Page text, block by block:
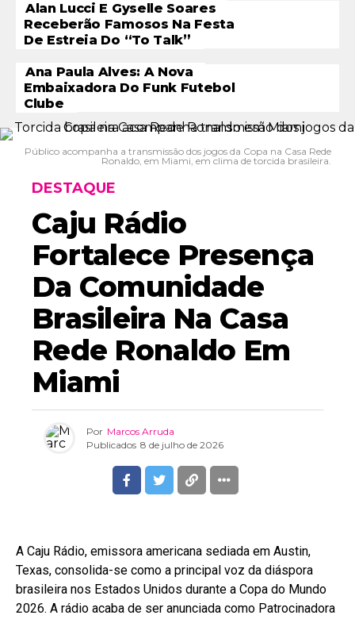
Alan Lucci E Gyselle Soares
Receberão Famosos Na Festa
De Estreia Do “To Talk”
Ana Paula Alves: A Nova
Embaixadora Do Funk Futebol
Clube
Público acompanha a transmissão dos jogos da Copa na Casa Rede
Ronaldo, em Miami, em clima de torcida brasileira.
DESTAQUE
Caju Rádio
Fortalece Presença
Da Comunidade
Brasileira Na Casa
Rede Ronaldo Em
Miami
Por Marcos Arruda
Publicados 8 de julho de 2026
A Caju Rádio, emissora americana sediada em Austin,
Texas, consolida-se como a principal voz da diáspora
brasileira nos Estados Unidos durante a Copa do Mundo
2026. A rádio acaba de ser anunciada como Patrocinadora